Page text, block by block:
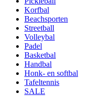
Korfbal
Beachsporten
Streetball
Volleybal
Padel
Basketbal
Handbal
Honk- en softbal
Tafeltennis
SALE